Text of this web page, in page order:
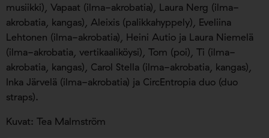
musiikki), Vapaat (ilma-akrobatia), Laura Nerg (ilma-
akrobatia, kangas), Aleixis (palikkahyppely), Eveliina
Lehtonen (ilma-akrobatia), Heini Autio ja Laura Niemelä
(ilma-akrobatia, vertikaaliköysi), Tom (poi), Ti (ilma-
akrobatia, kangas), Carol Stella (ilma-akrobatia, kangas),
Inka Järvelä (ilma-akrobatia) ja CircEntropia duo (duo
straps).
Kuvat: Tea Malmström